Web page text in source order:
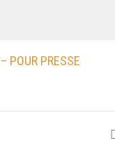
POUR PRESSE